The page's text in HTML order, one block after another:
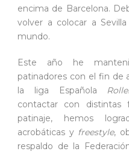
encima de Barcelona.
volver a colocar a
mundo.
Este año he
patinadores con el fin de
la liga Española
contactar con distintas
patinaje, hemos
acrobáticas y freestyle,
respaldo de la